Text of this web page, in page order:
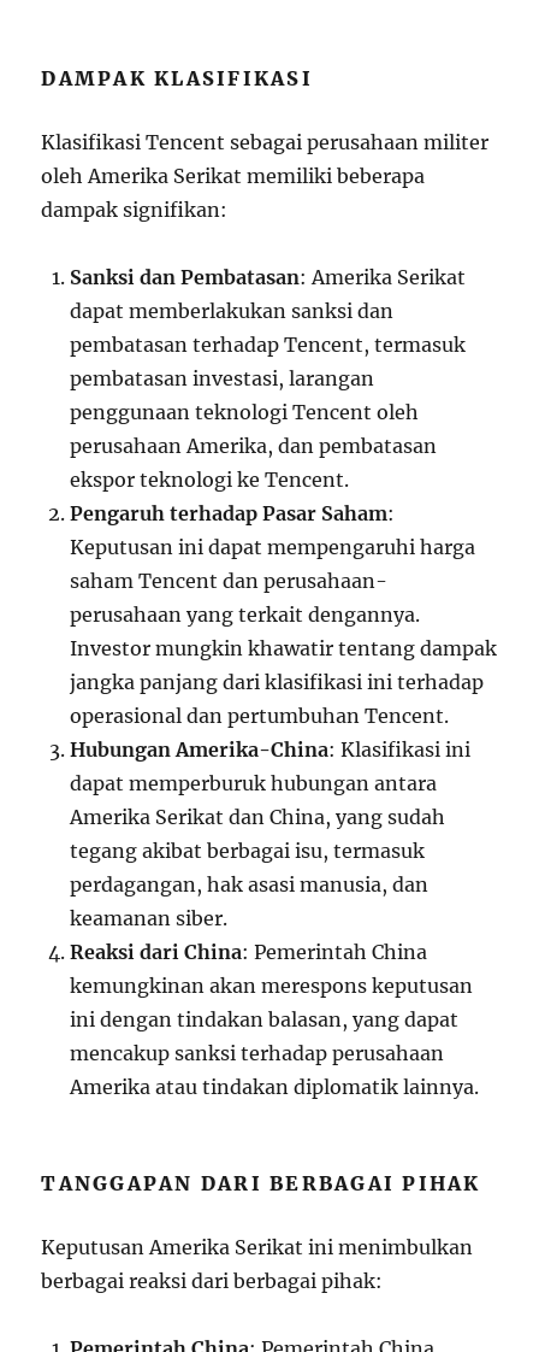
DAMPAK KLASIFIKASI
Klasifikasi Tencent sebagai perusahaan militer
oleh Amerika Serikat memiliki beberapa
dampak signifikan:
Sanksi dan Pembatasan: Amerika Serikat
dapat memberlakukan sanksi dan
pembatasan terhadap Tencent, termasuk
pembatasan investasi, larangan
penggunaan teknologi Tencent oleh
perusahaan Amerika, dan pembatasan
ekspor teknologi ke Tencent.
Pengaruh terhadap Pasar Saham:
Keputusan ini dapat mempengaruhi harga
saham Tencent dan perusahaan-
perusahaan yang terkait dengannya.
Investor mungkin khawatir tentang dampak
jangka panjang dari klasifikasi ini terhadap
operasional dan pertumbuhan Tencent.
Hubungan Amerika-China: Klasifikasi ini
dapat memperburuk hubungan antara
Amerika Serikat dan China, yang sudah
tegang akibat berbagai isu, termasuk
perdagangan, hak asasi manusia, dan
keamanan siber.
Reaksi dari China: Pemerintah China
kemungkinan akan merespons keputusan
ini dengan tindakan balasan, yang dapat
mencakup sanksi terhadap perusahaan
Amerika atau tindakan diplomatik lainnya.
TANGGAPAN DARI BERBAGAI PIHAK
Keputusan Amerika Serikat ini menimbulkan
berbagai reaksi dari berbagai pihak: